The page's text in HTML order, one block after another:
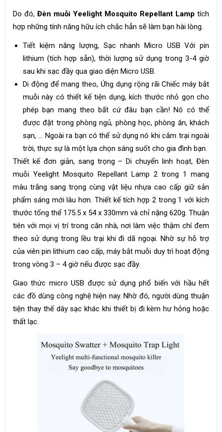
Do đó, Đèn muỗi Yeelight Mosquito Repellant Lamp tích
hợp những tính năng hữu ích chắc hẳn sẽ làm bạn hài lòng.
Tiết kiệm năng lượng, Sạc nhanh Micro USB Với pin
lithium (tích hợp sẵn), thời lượng sử dụng trong 3-4 giờ
sau khi sạc đầy qua giao diện Micro USB.
Di động để mang theo, Ứng dụng rộng rãi Chiếc máy bắt
muỗi này có thiết kế tiện dụng, kích thước nhỏ gọn cho
phép bạn mang theo bất cứ đâu bạn cần! Nó có thể
được đặt trong phòng ngủ, phòng học, phòng ăn, khách
sạn, … Ngoài ra bạn có thể sử dụng nó khi cắm trại ngoài
trời, thực sự là một lựa chọn sáng suốt cho gia đình bạn.
Thiết kế đơn giản, sang trọng – Di chuyển linh hoạt, Đèn
muỗi Yeelight Mosquito Repellant Lamp 2 trong 1 mang
màu trắng sang trọng cùng vật liệu nhựa cao cấp giữ sản
phẩm sáng mới lâu hơn. Thiết kế tích hợp 2 trong 1 với kích
thước tổng thể 175.5 x 54 x 330mm và chỉ nặng 620g. Thuận
tiên với mọi vị trí trong căn nhà, nơi làm việc thậm chí đem
theo sử dụng trong lều trại khi đi dã ngoại. Nhờ sự hỗ trợ
của viên pin lithium cao cấp, máy bắt muỗi duy trì hoạt động
trong vòng 3 – 4 giờ nếu được sạc đầy.
Giao thức micro USB được sử dụng phổ biến với hầu hết
các đồ dùng công nghệ hiện nay. Nhờ đó, người dùng thuận
tiện thay thế dây sạc khác khi thiết bị đi kèm hư hỏng hoặc
thất lạc.